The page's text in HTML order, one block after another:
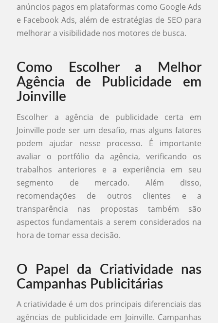
anúncios pagos em plataformas como Google Ads
e Facebook Ads, além de estratégias de SEO para
melhorar a visibilidade nos motores de busca.
Como Escolher a Melhor
Agência de Publicidade em
Joinville
Escolher a agência de publicidade certa em
Joinville pode ser um desafio, mas alguns fatores
podem ajudar nesse processo. É importante
avaliar o portfólio da agência, verificando os
trabalhos anteriores e a experiência em seu
segmento de mercado. Além disso,
recomendações de outros clientes e a
transparência nas propostas também são
aspectos fundamentais a serem considerados na
hora de tomar essa decisão.
O Papel da Criatividade nas
Campanhas Publicitárias
A criatividade é um dos principais diferenciais das
agências de publicidade em Joinville. Campanhas